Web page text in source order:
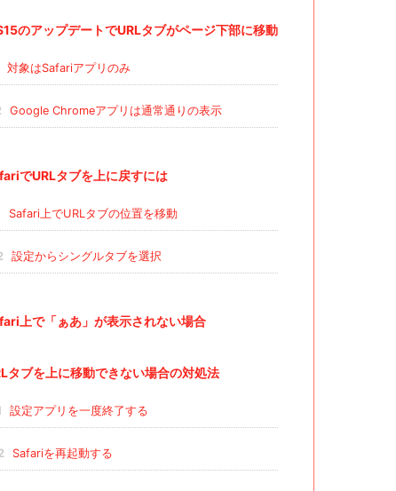
のアップデートでURLタブがページ下部に移動
対象はSafariアプリのみ
Google Chromeアプリは通常通りの表示
でURLタブを上に戻すには
Safari上でURLタブの位置を移動
設定からシングルタブを選択
上で「ぁあ」が表示されない場合
タブを上に移動できない場合の対処法
設定アプリを一度終了する
Safariを再起動する